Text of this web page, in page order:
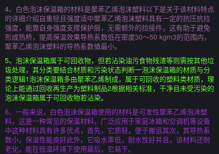
4、白色泡沫保温箱的材料是聚苯乙烯泡沫塑料以下是关于该材料特点
的详细介绍自重轻且强度适中聚苯乙烯泡沫塑料具有一定的抗压抗拉
强度，能靠自身强度支撑保护层，无需额外的拉接件，这有助于避免
形成热桥，提高保温效果导热系数低在密度30～50 kgm3的范围内，
聚苯乙烯泡沫塑料的导热系数值最小。
5、泡沫保温箱属于可回收物，但若沾染油污食物残渣等则需按其他垃
圾处理，其分类要结合材质和污染状态判断一泡沫保温箱的材质与分
类逻辑1泡沫保温箱多由聚苯乙烯制成，属于可回收的塑料类材质，理
论上能通过回收再生产为塑料制品2根据相关标准，干净且未受污染的
泡沫保温箱属于可回收物若沾染。
6、一般来说，白色泡沫保温箱使用的材料是可发性聚苯乙烯泡沫塑
料，这是一种常见的保温材料，广泛应用于家庭冰箱和空调机等设备
中这种材料具有许多优点，首先，它质轻，便于搬运其次，其导热系
数小，保温性能良好此外，它吸水率低，耐水性好并且，该材料还耐
老化，能在低温环境下使用最后，它易于。